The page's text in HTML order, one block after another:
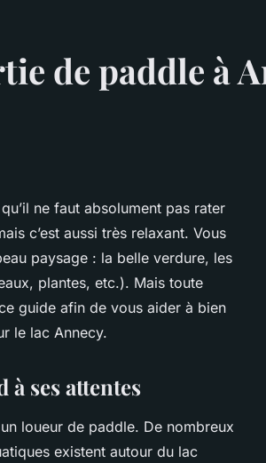
de paddle à
ne faut absolument pas rater
c’est aussi très relaxant. Vous
paysage : la belle verdure, les
plantes, etc.). Mais toute
guide afin de vous aider à bien
le lac Annecy.
ses attentes
loueur de paddle. De nombreux
existent autour du lac